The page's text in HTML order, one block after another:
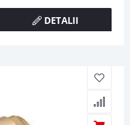
DETALII